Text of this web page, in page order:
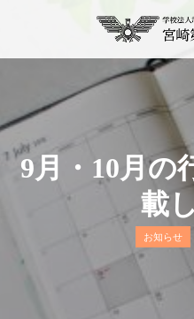
9月・10月の
載
お知らせ